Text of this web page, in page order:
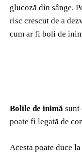
glucoză din sânge.
risc crescut de a
cum ar fi boli de
Bolile de inimă sunt
poate fi legată de
Acesta poate duce